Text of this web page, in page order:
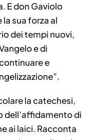
E don Gaviolo
la sua forza al
dei tempi nuovi,
e di
e
la catechesi,
dell’affidamento di
ai laici. Racconta